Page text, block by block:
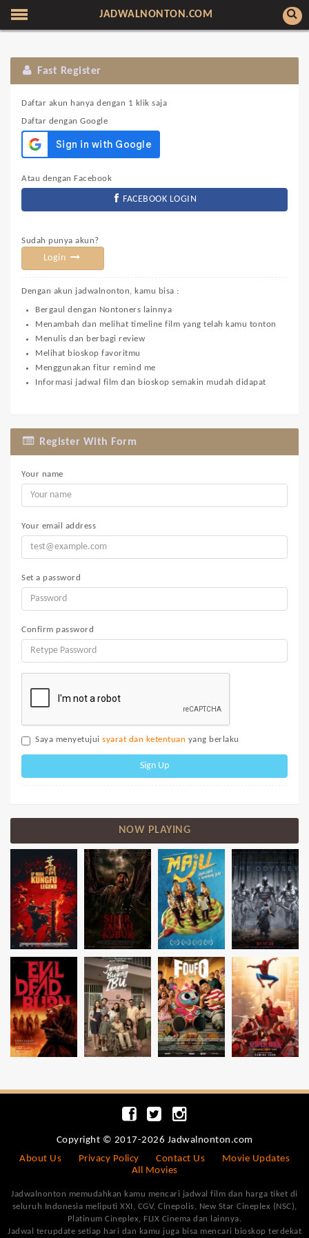
JADWALNONTON.COM
Fast Register
Daftar akun hanya dengan 1 klik saja
Daftar dengan Google
Atau dengan Facebook
FACEBOOK LOGIN
Sudah punya akun?
Login
Dengan akun jadwalnonton, kamu bisa :
Bergaul dengan Nontoners lainnya
Menambah dan melihat timeline film yang telah kamu tonton
Menulis dan berbagi review
Melihat bioskop favoritmu
Menggunakan fitur remind me
Informasi jadwal film dan bioskop semakin mudah didapat
Register With Form
Your name
Your email address
Set a password
Confirm password
Saya menyetujui syarat dan ketentuan yang berlaku
Sign Up
NOW PLAYING
Copyright © 2017-2026 Jadwalnonton.com
About Us
Privacy Policy Contact Us
Movie Updates
All Movies
Jadwalnonton memudahkan kamu mencari jadwal film dan harga tiket di
seluruh Indonesia meliputi XXI, CGV, Cinepolis, New Star Cineplex (NSC),
Platinum Cineplex, FLIX Cinema dan lainnya.
Jadwal terupdate setiap hari dan kamu juga bisa mencari bioskop terdekat